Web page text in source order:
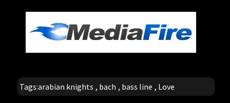
Tags:arabian knights , bach , bass line , Love